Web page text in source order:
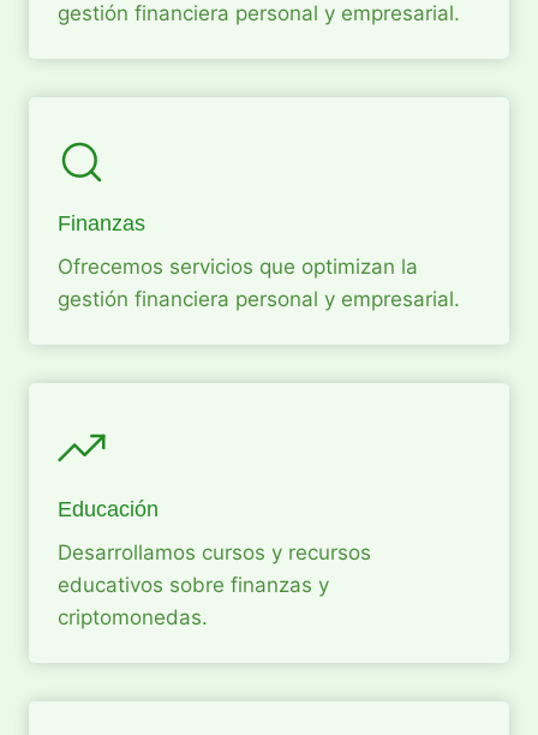
gestión financiera personal y empresarial.
Finanzas
Ofrecemos servicios que optimizan la
gestión financiera personal y empresarial.
Educación
Desarrollamos cursos y recursos
educativos sobre finanzas y
criptomonedas.